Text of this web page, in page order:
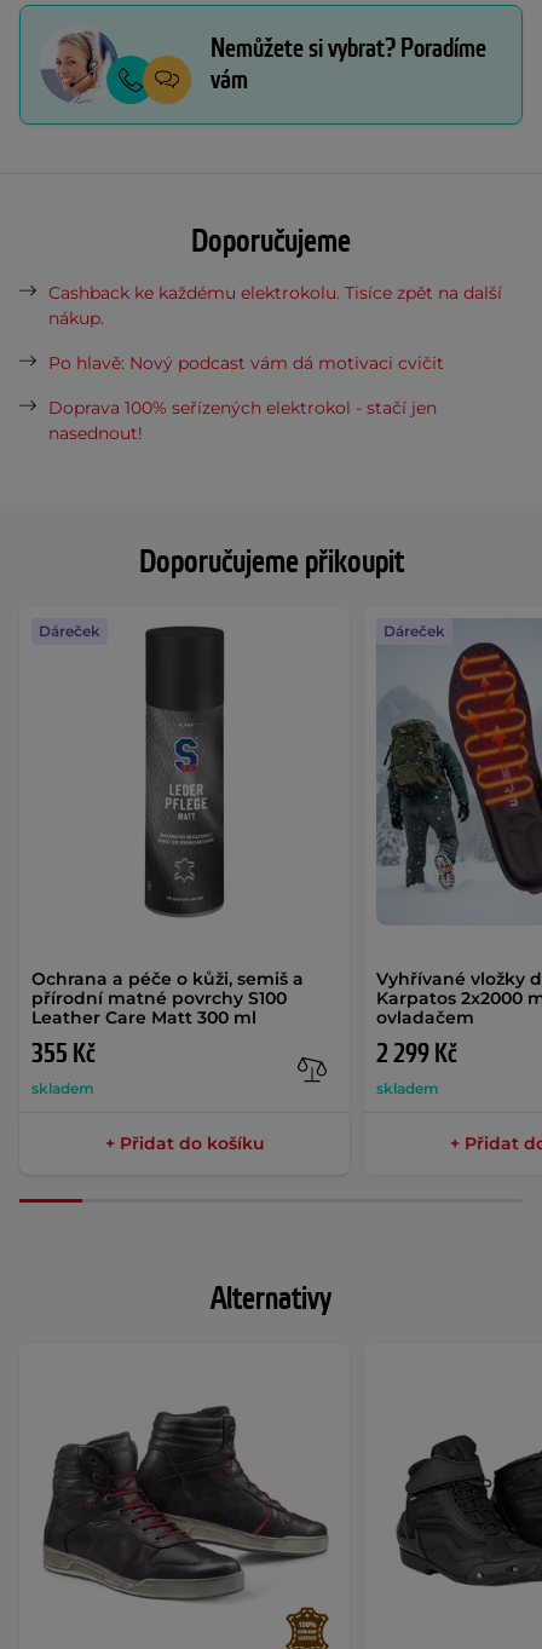
Doporučujeme přikoupit
Ochrana a péče o kůži, semiš a
přírodní matné povrchy S100
Leather Care Matt 300 ml
355 Kč
skladem
Dáreček
+ Přidat do košíku
Vyhřívané vložky
Karpatos 2x2000
ovladačem
2 299 Kč
skladem
Dáreček
+ Přidat
Nemůžete si vybrat? Poradíme
vám
Doporučujeme
Cashback ke každému elektrokolu. Tisíce zpět na další
nákup.
Po hlavě: Nový podcast vám dá motivaci cvičit
Doprava 100% seřízených elektrokol - stačí jen
nasednout!
Alternativy